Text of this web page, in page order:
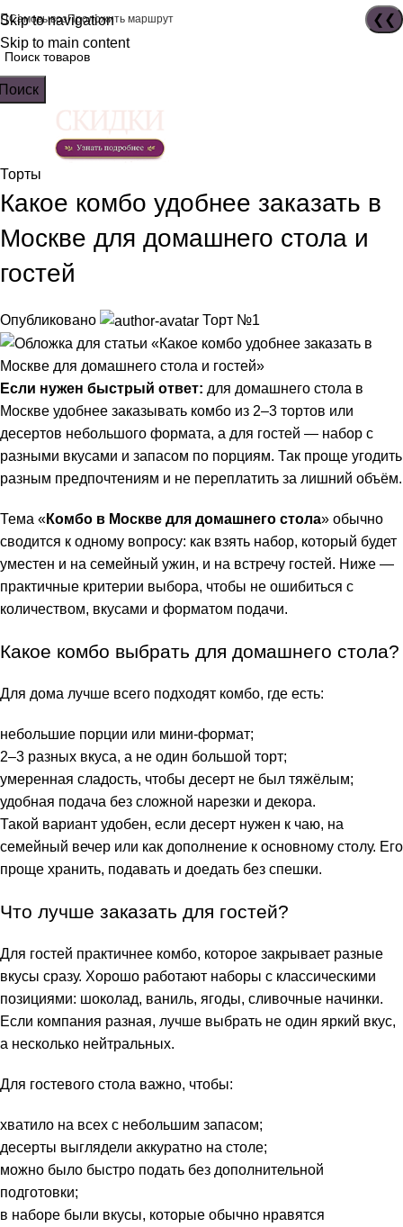
Skip to navigation
Skip to main content
СамовывозПроложить маршрут
Торты
Какое комбо удобнее заказать в
Москве для домашнего стола и
гостей
Опубликовано Торт №1
Если нужен быстрый ответ: для домашнего стола в
Москве удобнее заказывать комбо из 2–3 тортов или
десертов небольшого формата, а для гостей — набор с
разными вкусами и запасом по порциям. Так проще угодить
разным предпочтениям и не переплатить за лишний объём.
Тема «Комбо в Москве для домашнего стола» обычно
сводится к одному вопросу: как взять набор, который будет
уместен и на семейный ужин, и на встречу гостей. Ниже —
практичные критерии выбора, чтобы не ошибиться с
количеством, вкусами и форматом подачи.
Какое комбо выбрать для домашнего стола?
Для дома лучше всего подходят комбо, где есть:
небольшие порции или мини-формат;
2–3 разных вкуса, а не один большой торт;
умеренная сладость, чтобы десерт не был тяжёлым;
удобная подача без сложной нарезки и декора.
Такой вариант удобен, если десерт нужен к чаю, на
семейный вечер или как дополнение к основному столу. Его
проще хранить, подавать и доедать без спешки.
Что лучше заказать для гостей?
Для гостей практичнее комбо, которое закрывает разные
вкусы сразу. Хорошо работают наборы с классическими
позициями: шоколад, ваниль, ягоды, сливочные начинки.
Если компания разная, лучше выбрать не один яркий вкус,
а несколько нейтральных.
Для гостевого стола важно, чтобы:
хватило на всех с небольшим запасом;
десерты выглядели аккуратно на столе;
можно было быстро подать без дополнительной
подготовки;
в наборе были вкусы, которые обычно нравятся